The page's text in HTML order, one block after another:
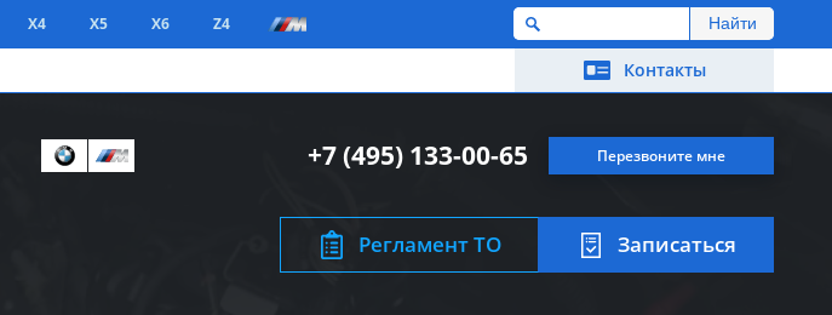
X4 X5 X6 Z4
Контакты
Перезвоните мне
+7 (495) 133-00-65
Регламент ТО Записаться